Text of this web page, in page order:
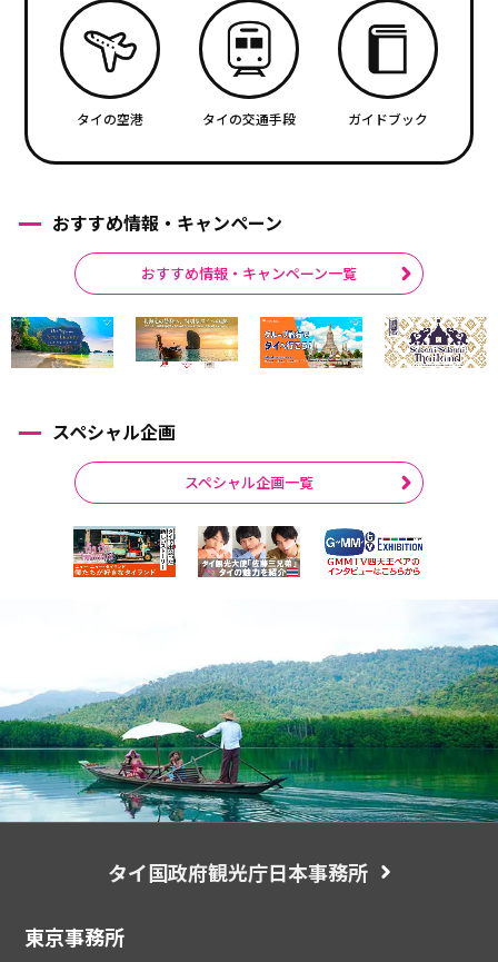
タイの空港 タイの交通手段 ガイドブック
おすすめ情報・キャンペーン
おすすめ情報・キャンペーン一覧
スペシャル企画
スペシャル企画一覧
タイ国政府観光庁日本事務所
東京事務所